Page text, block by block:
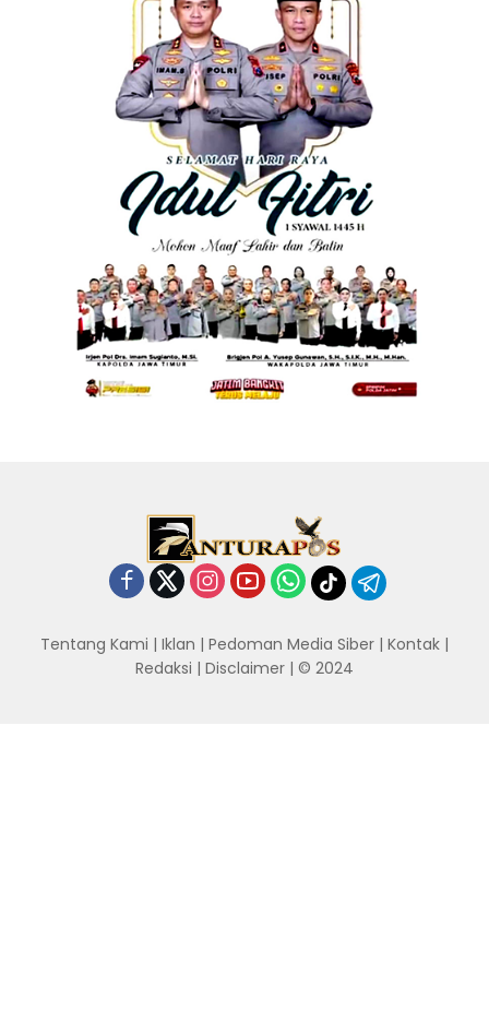
Tentang Kami | Iklan | Pedoman Media Siber | Kontak |
Redaksi | Disclaimer | © 2024